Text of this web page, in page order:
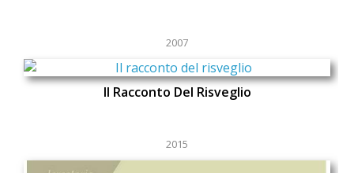
2007
Il Racconto Del Risveglio
2015